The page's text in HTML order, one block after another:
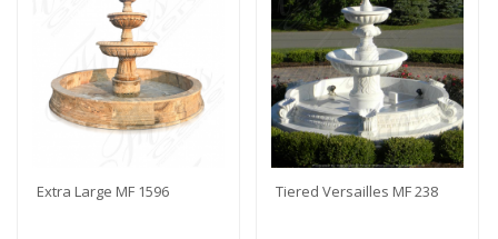
Extra Large MF 1596 Tiered Versailles MF 238